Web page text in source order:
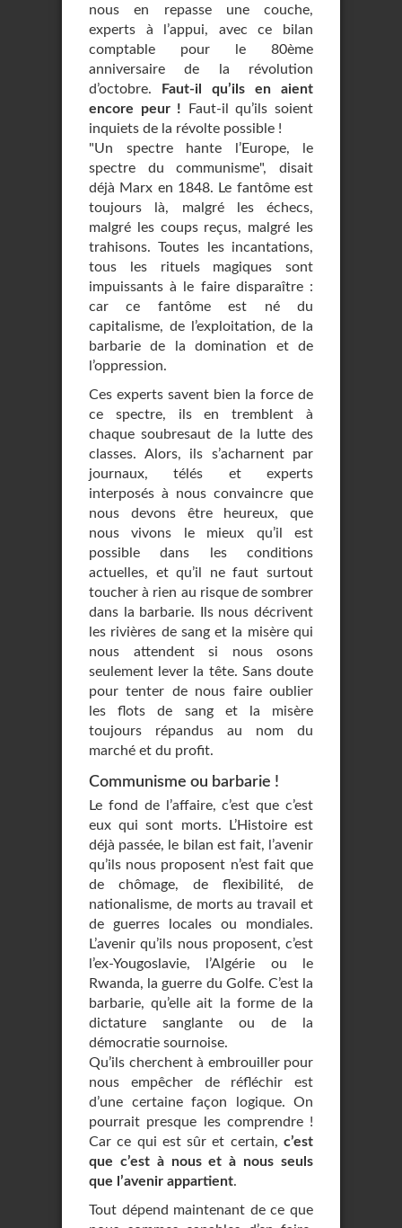
nous en repasse une couche,
experts à l’appui, avec ce bilan
comptable pour le 80ème
anniversaire de la révolution
d’octobre.
Faut-il qu’ils en aient
encore peur ! Faut-il qu’ils soient
inquiets de la révolte possible !
"Un spectre hante l’Europe, le
spectre du communisme", disait
déjà Marx en 1848. Le fantôme est
toujours là, malgré les échecs,
malgré les coups reçus, malgré les
trahisons. Toutes les incantations,
tous les rituels magiques sont
impuissants à le faire disparaître :
car ce fantôme est né du
capitalisme, de l’exploitation, de la
barbarie de la domination et de
l’oppression.
Ces experts savent bien la force de
ce spectre, ils en tremblent à
chaque soubresaut de la lutte des
classes. Alors, ils s’acharnent par
journaux, télés et experts
interposés à nous convaincre que
nous devons être heureux, que
nous vivons le mieux qu’il est
possible dans les conditions
actuelles, et qu’il ne faut surtout
toucher à rien au risque de sombrer
dans la barbarie. Ils nous décrivent
les rivières de sang et la misère qui
nous attendent si nous osons
seulement lever la tête. Sans doute
pour tenter de nous faire oublier
les flots de sang et la misère
toujours répandus au nom du
marché et du profit.
Communisme ou barbarie !
Le fond de l’affaire, c’est que c’est
eux qui sont morts. L’Histoire est
déjà passée, le bilan est fait, l’avenir
qu’ils nous proposent n’est fait que
de chômage, de flexibilité, de
nationalisme, de morts au travail et
de guerres locales ou mondiales.
L’avenir qu’ils nous proposent, c’est
l’ex-Yougoslavie, l’Algérie ou le
Rwanda, la guerre du Golfe. C’est la
barbarie, qu’elle ait la forme de la
dictature sanglante ou de la
démocratie sournoise.
Qu’ils cherchent à embrouiller pour
nous empêcher de réfléchir est
d’une certaine façon logique. On
pourrait presque les comprendre !
Car ce qui est sûr et certain, c’est
que c’est à nous et à nous seuls
que l’avenir appartient.
Tout dépend maintenant de ce que